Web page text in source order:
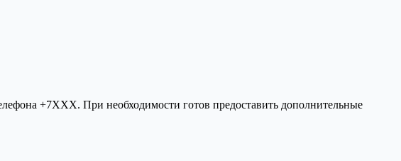
+7XXX. При необходимости готов предоставить дополнительные